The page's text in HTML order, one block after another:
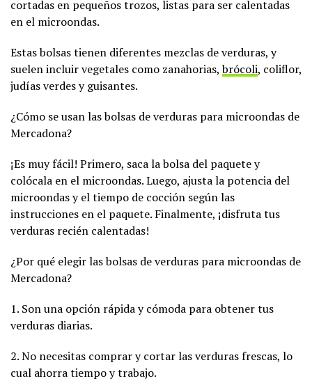
cortadas en pequeños trozos, listas para ser calentadas
en el microondas.
Estas bolsas tienen diferentes mezclas de verduras, y
suelen incluir vegetales como zanahorias,brócoli, coliflor,
judías verdes y guisantes.
¿Cómo se usan las bolsas de verduras para microondas de
Mercadona?
¡Es muy fácil! Primero, saca la bolsa del paquete y
colócala en el microondas. Luego, ajusta la potencia del
microondas y el tiempo de cocción según las
instrucciones en el paquete. Finalmente, ¡disfruta tus
verduras recién calentadas!
¿Por qué elegir las bolsas de verduras para microondas de
Mercadona?
1. Son una opción rápida y cómoda para obtener tus
verduras diarias.
2. No necesitas comprar y cortar las verduras frescas, lo
cual ahorra tiempo y trabajo.